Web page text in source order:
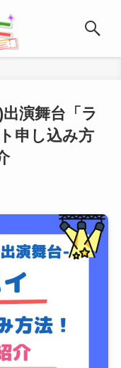
演舞台「ラ
申し込み方